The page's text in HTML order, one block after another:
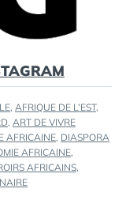
, AFRIQUE DE L’EST,
, ART DE VIVRE
AFRICAINE, DIASPORA
AFRICAINE,
AFRICAINS,